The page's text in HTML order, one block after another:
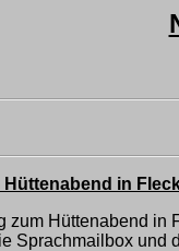
in
zum Hüttenabend in
Sprachmailbox und